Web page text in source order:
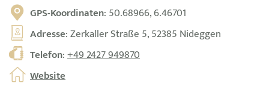
GPS-Koordinaten: 50.68966, 6.46701
Adresse: Zerkaller Straße 5, 52385 Nideggen
Telefon:+49 2427 949870
Website